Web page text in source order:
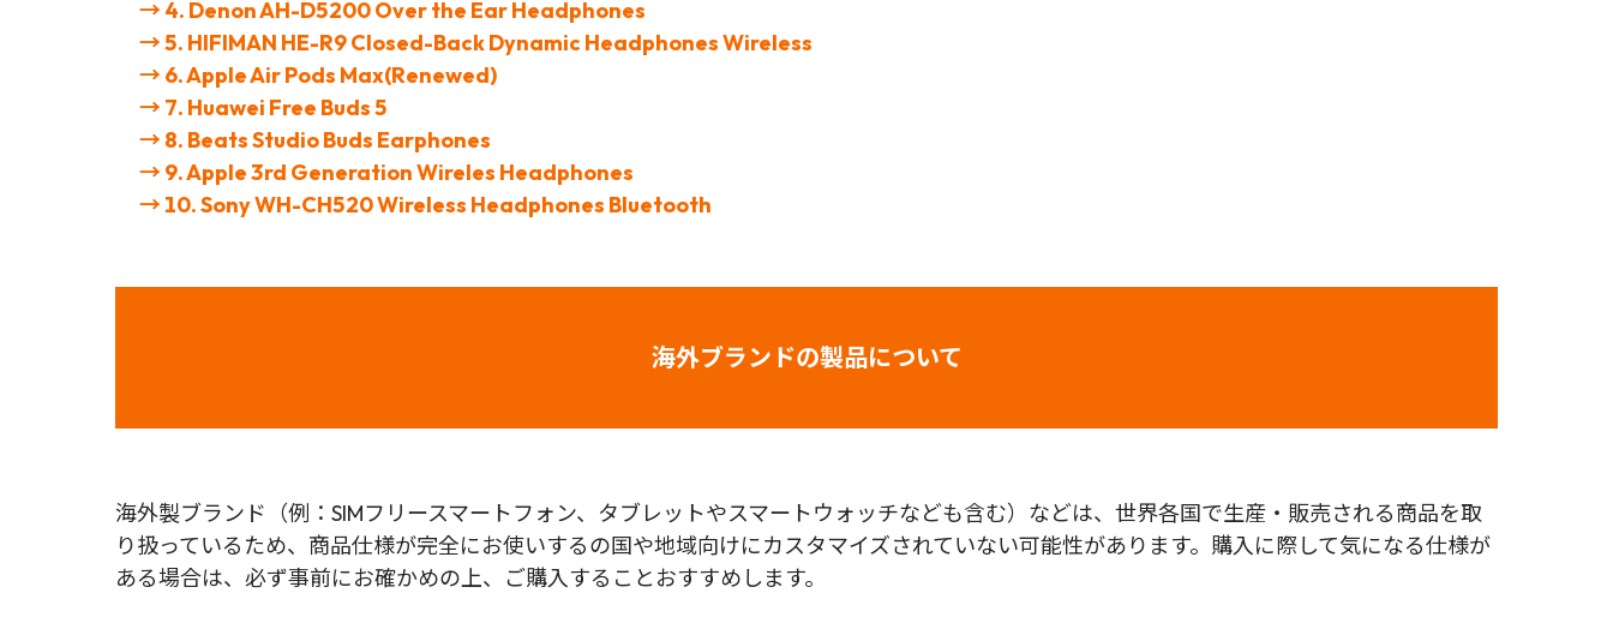
→ 4. Denon AH-D5200 Over the Ear Headphones
→ 5. HIFIMAN HE-R9 Closed-Back Dynamic Headphones Wireless
→ 6. Apple Air Pods Max(Renewed)
→ 7. Huawei Free Buds 5
→ 8. Beats Studio Buds Earphones
→ 9. Apple 3rd Generation Wireles Headphones
→ 10. Sony WH-CH520 Wireless Headphones Bluetooth
海外ブランドの製品について
海外製ブランド（例：SIMフリースマートフォン、タブレットやスマートウォッチなども含む）などは、世界各国で生産・販売される商品を取
り扱っているため、商品仕様が完全にお使いするの国や地域向けにカスタマイズされていない可能性があります。購入に際して気になる仕様が
ある場合は、必ず事前にお確かめの上、ご購入することおすすめします。